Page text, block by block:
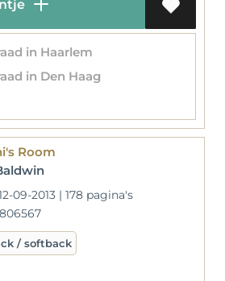
in Haarlem
in Den Haag
Room
09-2013 | 178 pagina's
/ softback